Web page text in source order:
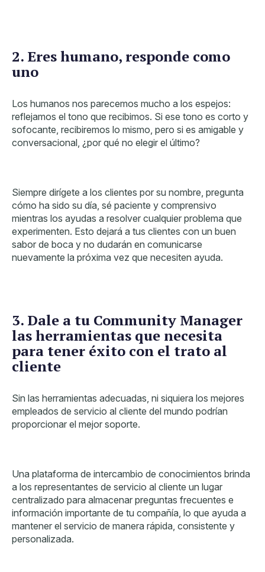
2. Eres humano, responde como
uno
Los humanos nos parecemos mucho a los espejos:
reflejamos el tono que recibimos. Si ese tono es corto y
sofocante, recibiremos lo mismo, pero si es amigable y
conversacional, ¿por qué no elegir el último?
Siempre dirígete a los clientes por su nombre, pregunta
cómo ha sido su día, sé paciente y comprensivo
mientras los ayudas a resolver cualquier problema que
experimenten. Esto dejará a tus clientes con un buen
sabor de boca y no dudarán en comunicarse
nuevamente la próxima vez que necesiten ayuda.
3. Dale a tu Community Manager
las herramientas que necesita
para tener éxito con el trato al
cliente
Sin las herramientas adecuadas, ni siquiera los mejores
empleados de servicio al cliente del mundo podrían
proporcionar el mejor soporte.
Una plataforma de intercambio de conocimientos brinda
a los representantes de servicio al cliente un lugar
centralizado para almacenar preguntas frecuentes e
información importante de tu compañía, lo que ayuda a
mantener el servicio de manera rápida, consistente y
personalizada.